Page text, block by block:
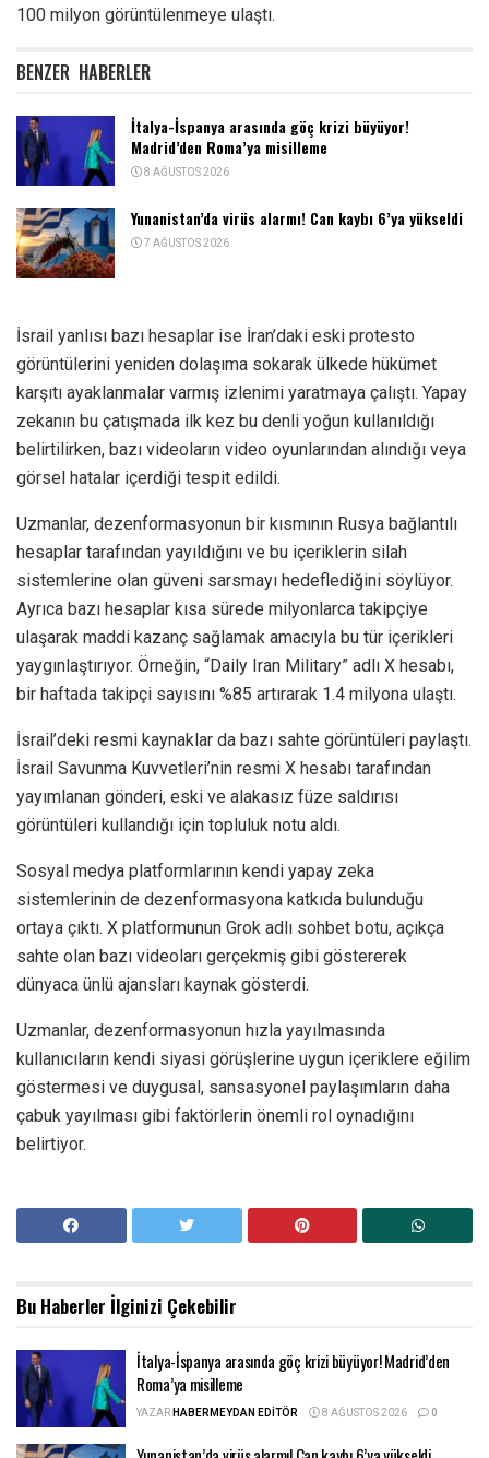
100 milyon görüntülenmeye ulaştı.
BENZER HABERLER
İtalya-İspanya arasında göç krizi büyüyor!
Madrid’den Roma’ya misilleme
8 AĞUSTOS 2026
Yunanistan’da virüs alarmı! Can kaybı 6’ya yükseldi
7 AĞUSTOS 2026
İsrail yanlısı bazı hesaplar ise İran’daki eski protesto
görüntülerini yeniden dolaşıma sokarak ülkede hükümet
karşıtı ayaklanmalar varmış izlenimi yaratmaya çalıştı. Yapay
zekanın bu çatışmada ilk kez bu denli yoğun kullanıldığı
belirtilirken, bazı videoların video oyunlarından alındığı veya
görsel hatalar içerdiği tespit edildi.
Uzmanlar, dezenformasyonun bir kısmının Rusya bağlantılı
hesaplar tarafından yayıldığını ve bu içeriklerin silah
sistemlerine olan güveni sarsmayı hedeflediğini söylüyor.
Ayrıca bazı hesaplar kısa sürede milyonlarca takipçiye
ulaşarak maddi kazanç sağlamak amacıyla bu tür içerikleri
yaygınlaştırıyor. Örneğin, “Daily Iran Military” adlı X hesabı,
bir haftada takipçi sayısını %85 artırarak 1.4 milyona ulaştı.
İsrail’deki resmi kaynaklar da bazı sahte görüntüleri paylaştı.
İsrail Savunma Kuvvetleri’nin resmi X hesabı tarafından
yayımlanan gönderi, eski ve alakasız füze saldırısı
görüntüleri kullandığı için topluluk notu aldı.
Sosyal medya platformlarının kendi yapay zeka
sistemlerinin de dezenformasyona katkıda bulunduğu
ortaya çıktı. X platformunun Grok adlı sohbet botu, açıkça
sahte olan bazı videoları gerçekmiş gibi göstererek
dünyaca ünlü ajansları kaynak gösterdi.
Uzmanlar, dezenformasyonun hızla yayılmasında
kullanıcıların kendi siyasi görüşlerine uygun içeriklere eğilim
göstermesi ve duygusal, sansasyonel paylaşımların daha
çabuk yayılması gibi faktörlerin önemli rol oynadığını
belirtiyor.
Bu Haberler İlginizi Çekebilir
İtalya-İspanya arasında göç krizi büyüyor! Madrid’den
Roma’ya misilleme
YAZARHABERMEYDAN EDITÖR 8 AĞUSTOS 2026 0